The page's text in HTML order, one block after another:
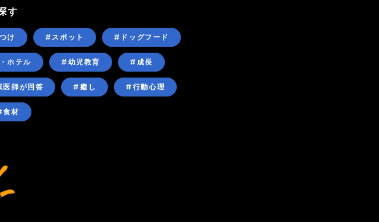
す
け #スポット #ドッグフード
ホテル #幼児教育 #成長
医師が回答 #癒し #行動心理
食材